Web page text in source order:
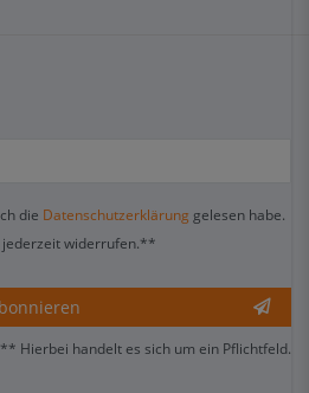
die Daten­schutz­erklärung gelesen habe.
jederzeit widerrufen.**
** Hierbei handelt es sich um ein Pflichtfeld.